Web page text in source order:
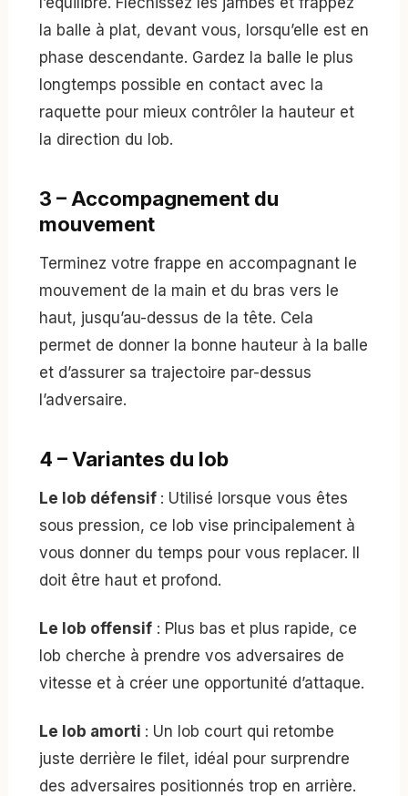
la balle à plat, devant vous, lorsqu’elle est en
phase descendante. Gardez la balle le plus
longtemps possible en contact avec la
raquette pour mieux contrôler la hauteur et
la direction du lob.
3 – Accompagnement du
mouvement
Terminez votre frappe en accompagnant le
mouvement de la main et du bras vers le
haut, jusqu’au-dessus de la tête. Cela
permet de donner la bonne hauteur à la balle
et d’assurer sa trajectoire par-dessus
l’adversaire.
4 – Variantes du lob
Le lob défensif : Utilisé lorsque vous êtes
sous pression, ce lob vise principalement à
vous donner du temps pour vous replacer. Il
doit être haut et profond.
Le lob offensif: Plus bas et plus rapide, ce
lob cherche à prendre vos adversaires de
vitesse et à créer une opportunité d’attaque.
Le lob amorti : Un lob court qui retombe
juste derrière le filet, idéal pour surprendre
des adversaires positionnés trop en arrière.